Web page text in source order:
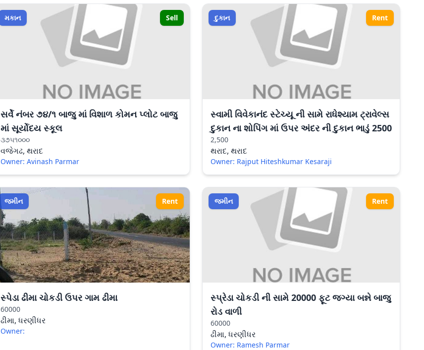
મકાન Sell
સર્વે નંબર ૭૪/૧ બાજુ માં વિશાળ કોમન પ્લોટ બાજુ
માં સૂર્યોદય સ્કૂલ
૩૭૫૧૦૦૦
વજેગઢ, થરાદ
Owner: Avinash Parmar
દુકાન Rent
સ્વામી વિવેકાનંદ સ્ટેચ્યૂ ની સામે રાધેશ્યામ ટ્રાવેલ્સ
દુકાન ના શોપિંગ માં ઉપર અંદર ની દુકાન ભાડું 2500
2,500
થરાદ, થરાદ
Owner: Rajput Hiteshkumar Kesaraji
જમીન Rent
સ્પેડા ઢીમા ચોકડી ઉપર ગામ ઢીમા
60000
ઢીમા, ધરણીધર
Owner:
જમીન Rent
સ્પ્રેડા ચોકડી ની સામે 20000 ફૂટ જગ્યા બન્ને બાજુ
રોડ વાળી
60000
ઢીમા, ધરણીધર
Owner: Ramesh Parmar